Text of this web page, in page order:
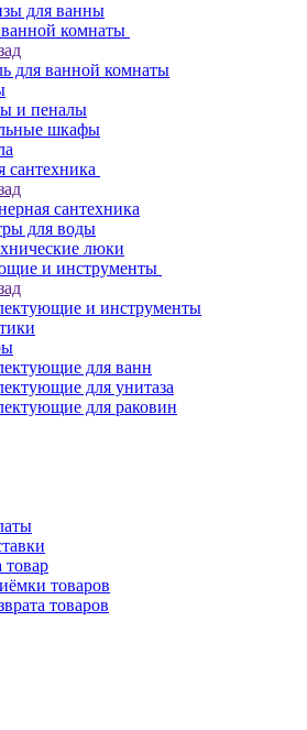
для ванны
комнаты
для ванной комнаты
и пеналы
шкафы
сантехника
сантехника
для воды
люки
и инструменты
и инструменты
для ванн
для унитаза
для раковин
товар
товаров
товаров